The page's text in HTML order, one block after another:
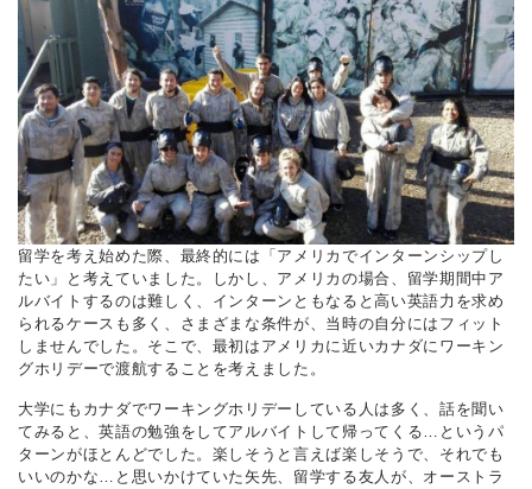
留学を考え始めた際、最終的には「アメリカでインターンシップし
たい」と考えていました。しかし、アメリカの場合、留学期間中ア
ルバイトするのは難しく、インターンともなると高い英語力を求め
られるケースも多く、さまざまな条件が、当時の自分にはフィット
しませんでした。そこで、最初はアメリカに近いカナダにワーキン
グホリデーで渡航することを考えました。
大学にもカナダでワーキングホリデーしている人は多く、話を聞い
てみると、英語の勉強をしてアルバイトして帰ってくる…というパ
ターンがほとんどでした。楽しそうと言えば楽しそうで、それでも
いいのかな…と思いかけていた矢先、留学する友人が、オーストラ